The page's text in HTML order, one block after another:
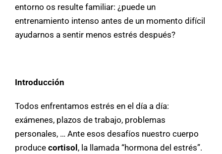
entorno os resulte familiar: ¿puede un
entrenamiento intenso antes de un momento difícil
ayudarnos a sentir menos estrés después?
Introducción
Todos enfrentamos estrés en el día a día:
exámenes, plazos de trabajo, problemas
personales, … Ante esos desafíos nuestro cuerpo
produce cortisol, la llamada “hormona del estrés”.